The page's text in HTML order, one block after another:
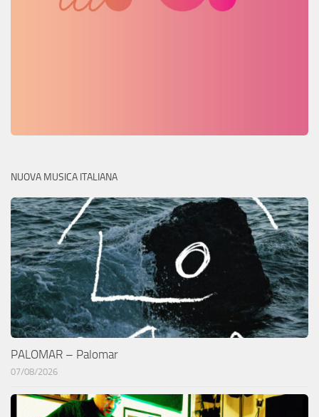
NUOVA MUSICA ITALIANA
PALOMAR – Palomar
07/08/2026